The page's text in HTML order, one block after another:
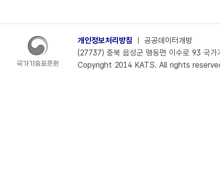
개인정보처리방침 ㅣ 공공데이터개방
(27737) 충북 음성군 맹동면 이수로 93 국
Copyright 2014 KATS. All rights